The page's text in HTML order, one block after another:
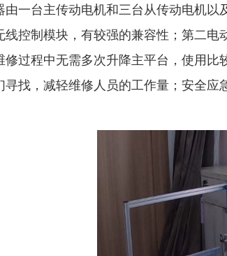
由一台主传动电机和三台从传动电机
控制模块，有较强的兼容性；第二
修过程中无需多次升降主平台，使用
寻找，减轻维修人员的工作量；安全